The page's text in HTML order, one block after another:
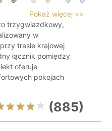
Pokaż więcej >>
trzygwiazdkowy,
w
trasie krajowej
łącznik pomiędzy
oferuje
pokojach
(885)